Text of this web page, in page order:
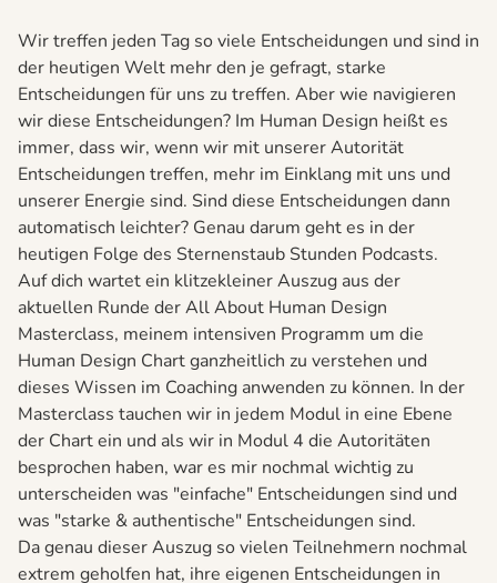
Wir treffen jeden Tag so viele Entscheidungen und sind in
der heutigen Welt mehr den je gefragt, starke
Entscheidungen für uns zu treffen. Aber wie navigieren
wir diese Entscheidungen? Im Human Design heißt es
immer, dass wir, wenn wir mit unserer Autorität
Entscheidungen treffen, mehr im Einklang mit uns und
unserer Energie sind. Sind diese Entscheidungen dann
automatisch leichter? Genau darum geht es in der
heutigen Folge des Sternenstaub Stunden Podcasts.
Auf dich wartet ein klitzekleiner Auszug aus der
aktuellen Runde der All About Human Design
Masterclass, meinem intensiven Programm um die
Human Design Chart ganzheitlich zu verstehen und
dieses Wissen im Coaching anwenden zu können. In der
Masterclass tauchen wir in jedem Modul in eine Ebene
der Chart ein und als wir in Modul 4 die Autoritäten
besprochen haben, war es mir nochmal wichtig zu
unterscheiden was "einfache" Entscheidungen sind und
was "starke & authentische" Entscheidungen sind.
Da genau dieser Auszug so vielen Teilnehmern nochmal
extrem geholfen hat, ihre eigenen Entscheidungen in